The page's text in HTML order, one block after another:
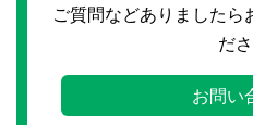
ご質問などありましたら
だ
お問い